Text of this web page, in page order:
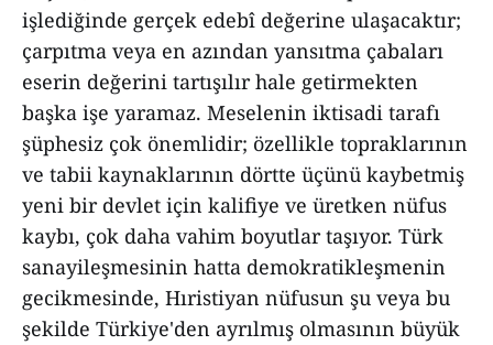
işlediğinde gerçek edebî değerine ulaşacaktır;
çarpıtma veya en azından yansıtma çabaları
eserin değerini tartışılır hale getirmekten
başka işe yaramaz. Meselenin iktisadi tarafı
şüphesiz çok önemlidir; özellikle topraklarının
ve tabii kaynaklarının dörtte üçünü kaybetmiş
yeni bir devlet için kalifiye ve üretken nüfus
kaybı, çok daha vahim boyutlar taşıyor. Türk
sanayileşmesinin hatta demokratikleşmenin
gecikmesinde, Hıristiyan nüfusun şu veya bu
şekilde Türkiye'den ayrılmış olmasının büyük